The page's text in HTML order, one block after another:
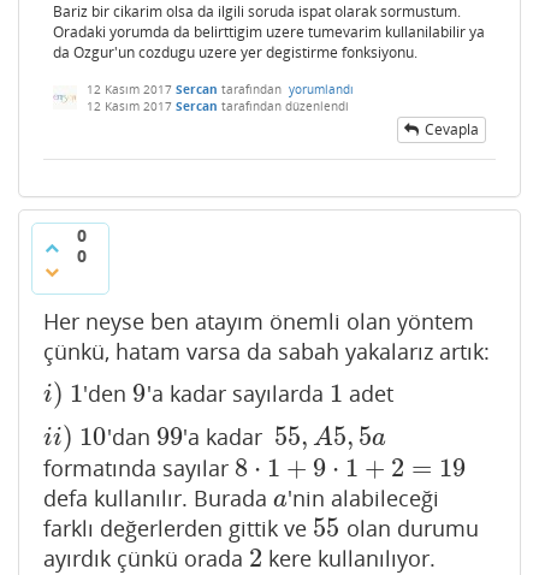
Bariz bir cikarim olsa da ilgili soruda ispat olarak sormustum.
Oradaki yorumda da belirttigim uzere tumevarim kullanilabilir ya
da Ozgur'un cozdugu uzere yer degistirme fonksiyonu.
12 Kasım 2017 Sercan tarafından yorumlandı
12 Kasım 2017 Sercan tarafından düzenlendi
Cevapla
0
0
Her neyse ben atayım önemli olan yöntem
çünkü, hatam varsa da sabah yakalarız artık:
i)
i) 1
1'den 9
9'a kadar sayılarda 1
1 adet
ii)
ii) 10
10'dan 99
99'a kadar 55, A5, 5a
55,A5,5a
formatında sayılar 8 ⋅ 1 + 9 ⋅ 1 + 2 = 19
8⋅ 1 +9⋅1 +2 = 19
defa kullanılır. Burada a
a'nin alabileceği
farklı değerlerden gittik ve 55
55 olan durumu
ayırdık çünkü orada 2
2 kere kullanılıyor.